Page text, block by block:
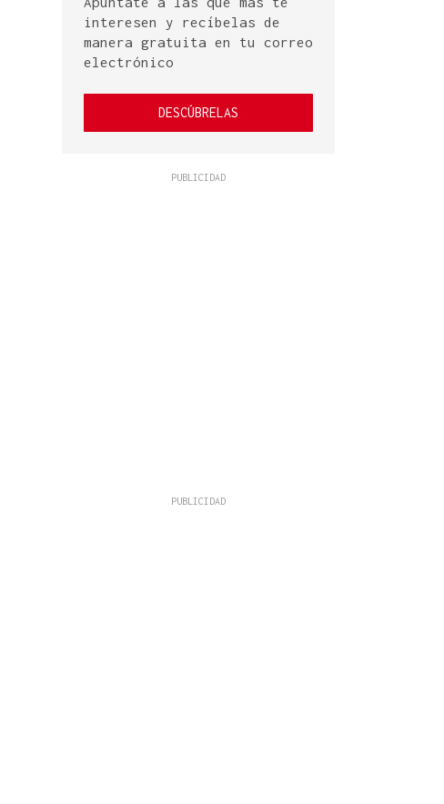
interesen y recíbelas de
manera gratuita en tu correo
electrónico
DESCÚBRELAS